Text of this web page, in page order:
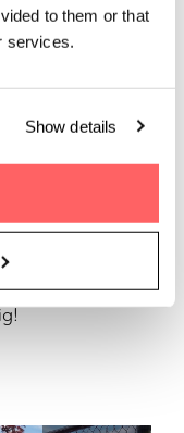
to them or that
services.
Show details
verblijf?
blijven